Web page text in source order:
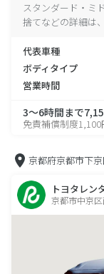
スタンダード・ミ
捨てなどの詳細は
代表車種
ボディタイプ
営業時間
3～6時間まで
免責補償制度1,100
京都府京都市下
トヨタレン
京都市中京